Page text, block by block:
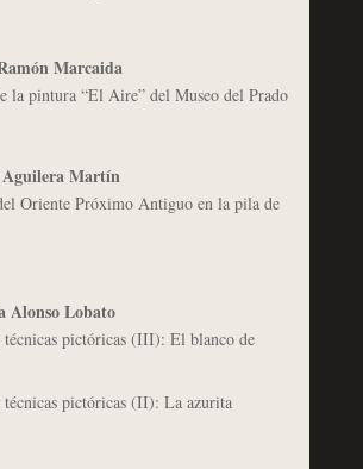
Marcaida
la pintura “El Aire” del Museo del Prado
Martín
Oriente Próximo Antiguo en la pila de
Alonso Lobato
técnicas pictóricas (III): El blanco de
técnicas pictóricas (II): La azurita